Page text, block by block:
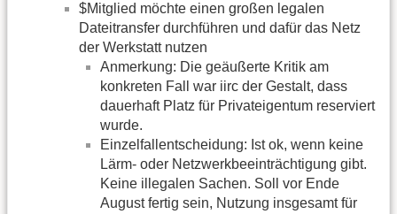
$Mitglied möchte einen großen legalen
Dateitransfer durchführen und dafür das Netz
der Werkstatt nutzen
Anmerkung: Die geäußerte Kritik am
konkreten Fall war iirc der Gestalt, dass
dauerhaft Platz für Privateigentum reserviert
wurde.
Einzelfallentscheidung: Ist ok, wenn keine
Lärm- oder Netzwerkbeeinträchtigung gibt.
Keine illegalen Sachen. Soll vor Ende
August fertig sein, Nutzung insgesamt für